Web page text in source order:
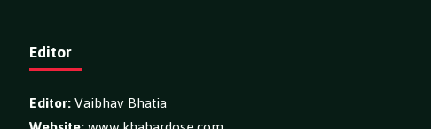
Editor
Editor:Vaibhav Bhatia